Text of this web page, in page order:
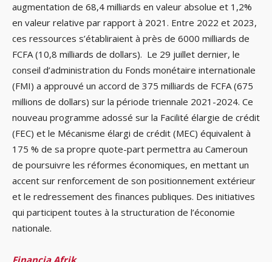
augmentation de 68,4 milliards en valeur absolue et 1,2%
en valeur relative par rapport à 2021. Entre 2022 et 2023,
ces ressources s’établiraient à près de 6000 milliards de
FCFA (10,8 milliards de dollars). Le 29 juillet dernier, le
conseil d’administration du Fonds monétaire internationale
(FMI) a approuvé un accord de 375 milliards de FCFA (675
millions de dollars) sur la période triennale 2021-2024. Ce
nouveau programme adossé sur la Facilité élargie de crédit
(FEC) et le Mécanisme élargi de crédit (MEC) équivalent à
175 % de sa propre quote-part permettra au Cameroun
de poursuivre les réformes économiques, en mettant un
accent sur renforcement de son positionnement extérieur
et le redressement des finances publiques. Des initiatives
qui participent toutes à la structuration de l’économie
nationale.
Financia Afrik